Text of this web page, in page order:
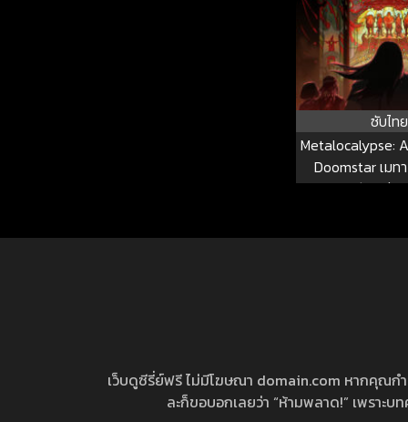
ซับไทย
Metalocalypse:
Doomstar เมท
กองทัพแห่ง
เว็บดูซีรี่ย์ฟรี ไม่มีโฆษณา domain.com หากคุณก
ละก็ขอบอกเลยว่า “ห้ามพลาด!” เพราะ